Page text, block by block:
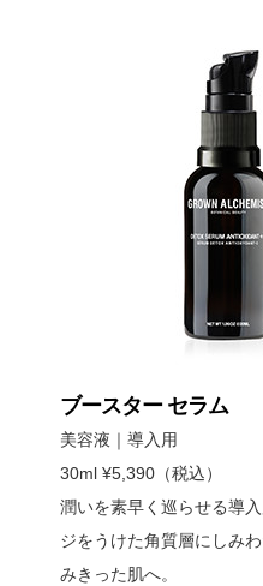
ブースター セラム
美容液｜導入用
30ml ¥5,390（税込）
潤いを素早く巡らせる導
ジをうけた角質層にしみ
みきった肌へ。